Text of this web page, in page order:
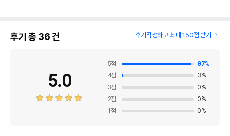
후기 총 36건 후기작성하고 최대 150점 받기
5.0
5점 97%
4점 3%
3점 0%
2점 0%
1 점 0%